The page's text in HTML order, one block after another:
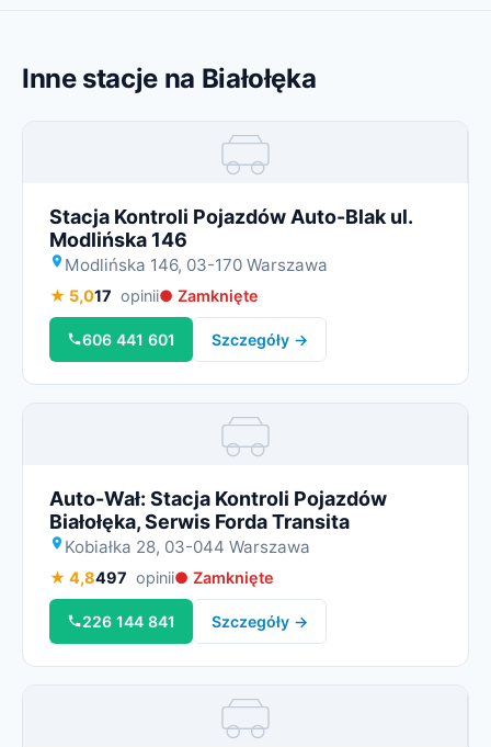
Inne stacje na Białołęka
Miniatura
Stacja Kontroli Pojazdów Auto-Blak ul.
Modlińska 146
Modlińska 146, 03-170 Warszawa
★ 5,017 opinii● Zamknięte
606 441 601 Szczegóły →
Miniatura
Auto-Wał: Stacja Kontroli Pojazdów
Białołęka, Serwis Forda Transita
Kobiałka 28, 03-044 Warszawa
★ 4,8497 opinii● Zamknięte
226 144 841 Szczegóły →
Miniatura